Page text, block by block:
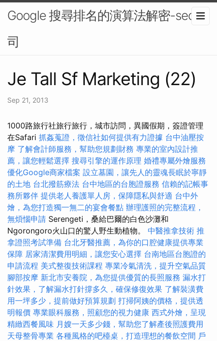
Google 搜尋排名的演算法解密-seo公
司
Je Tall Sf Marketing (22)
Sep 21, 2013
1000路旅行社旅行旅行，城市訪問，異國假期，簽證管理
在Safari 抓姦蒐證，徵信社如何提供有力證據 台中油壓按
摩 了解會計師服務，幫助您規劃財務 專業的室內設計推
薦，讓您輕鬆選擇 搜尋引擎的運作原理 婚禮專屬外燴服務
優化Google商家檔案 設立墓園，讓先人的靈魂長眠於寧靜
的土地 台北撥筋療法 台中地區的台胞證服務 信賴的記帳事
務所夥伴 提供老人養護單人房，保障隱私與舒適 台中外
燴，為您打造獨一無二的宴會餐點 辦理護照的完整流程，
無煩惱申請 Serengeti，桑給巴爾的白色沙灘和
Ngorongoro火山口的驚人野生動植物。 中醫推拿技術 推
拿證照考試準備 台北牙醫推薦，為你的口腔健康提供專業
保障 居家清潔費用明細，讓您安心選擇 台南地區台胞證的
申請流程 美式整復技術課程 專業冷氣清洗，提升空氣品質
腳部按摩 新北市安養院，為您提供優質的長照服務 漏水打
針效果，了解漏水打針撐多久，確保修復效果 了解裝潢費
用一坪多少，提前做好預算規劃 打掃阿姨的價格，提供透
明報價 專業眼科服務，照顧您的視力健康 西式外燴，呈現
精緻西餐風味 月嫂一天多少錢，幫助您了解產後照護費用
天母整骨專業 各種風格的吧檯桌，打造理想的餐飲空間 戶